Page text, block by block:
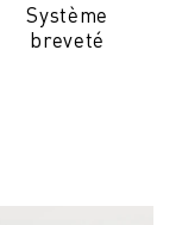
Système
breveté